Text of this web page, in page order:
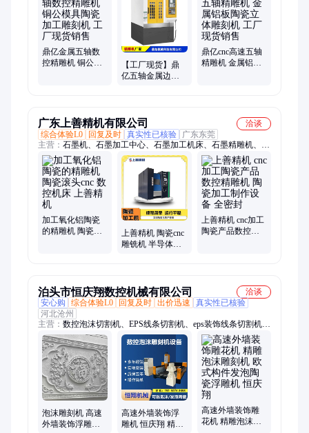
鼎亿金属五轴数
控精雕机 铜公模
【工厂现货】鼎
亿五轴金属边框
鼎亿cnc高速五轴
精雕机 金属铝板
广东上善精机有限公司
洽谈
综合体验L0
回复及时 真实性已核验
广东东莞
主营： 石墨机、石墨加工中心、石墨加工机床、石墨精雕机、石
墨加工设备、石墨雕铣机、石墨数控机床、石墨加工机、石墨专
用机床、石墨雕刻机
加工氧化铝陶瓷
的精雕机 陶瓷滚
上善精机 陶瓷cnc
雕铣机 半导体精
上善精机 cnc加工
陶瓷产品数控精
泊头市恒庆翔数控机械有限公司
洽谈
安心购
综合体验L0 回复及时 出价迅速
真实性已核验
河北沧州
主营： 数控泡沫切割机、EPS线条切割机、eps装饰线条切割机、
发泡陶瓷线条切割机、发泡陶瓷线锯切割机、发泡陶瓷雕刻机、
发泡陶瓷绳锯机、发泡陶瓷设备、eps欧式构件切割机、外墙装
饰线条切割机、泡沫线条抹灰机、EPS 线条刮浆机、泡沫雕刻
机、线条包网机、eps线条设备、高速雕刻机
泡沫雕刻机 高速
外墙装饰浮雕机
高速外墙装饰浮
雕机 恒庆翔 精雕
高速外墙装饰雕
花机 精雕泡沫雕